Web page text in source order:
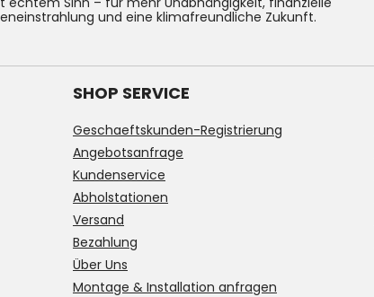
und eine klimafreundliche Zukunft.
SHOP SERVICE
Geschaeftskunden-Registrierung
Angebotsanfrage
Kundenservice
Abholstationen
Versand
Bezahlung
Über Uns
Montage & Installation anfragen